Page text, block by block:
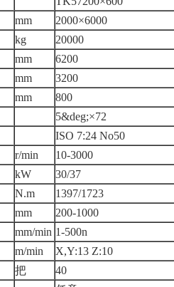
mm 2000×6000
kg 20000
mm 6200
mm 3200
mm 800
5&deg;×72
ISO 7:24 No50
r/min 10-3000
kW 30/37
N.m 1397/1723
mm 200-1000
mm/min 1-500n
m/min X,Y:13 Z:10
把 40